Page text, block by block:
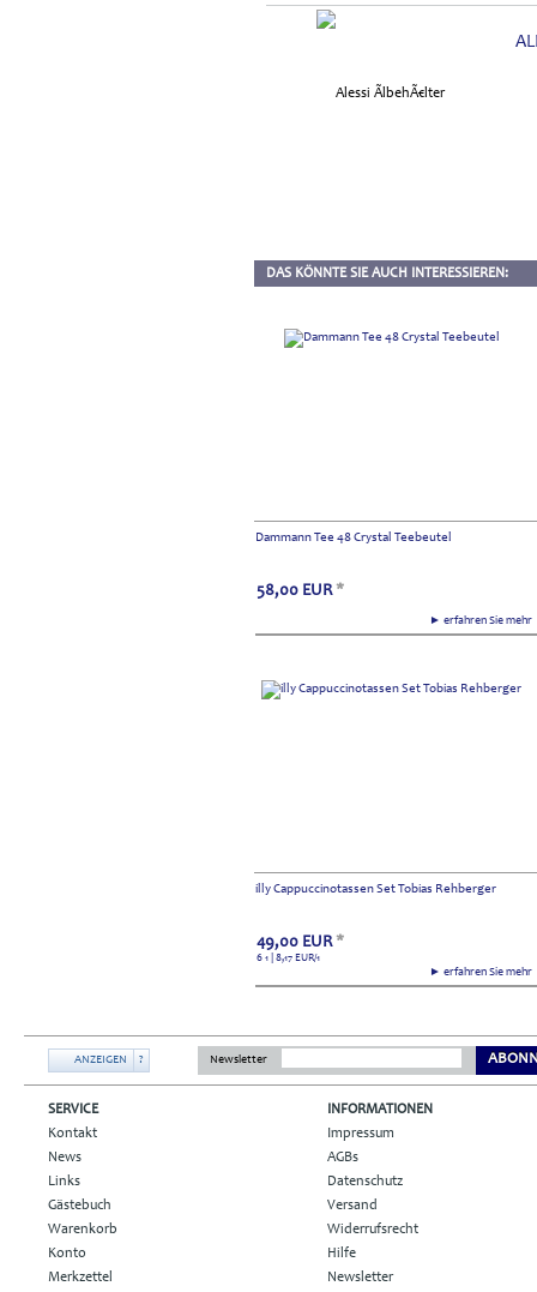
DAS KÖNNTE SIE AUCH INTERESSIEREN:
Dammann Tee 48 Crystal Teebeutel
► erfahren Sie
58,00 EUR *
illy Cappuccinotassen Set Tobias Rehberger
► erfahren Sie
49,00 EUR *
6 1 | 8,17 EUR/1
ANZEIGEN ? Newsletter
SERVICE
Kontakt
News
Links
Gästebuch
Warenkorb
Konto
Merkzettel
INFORMATIONEN
Impressum
AGBs
Datenschutz
Versand
Widerrufsrecht
Hilfe
Newsletter